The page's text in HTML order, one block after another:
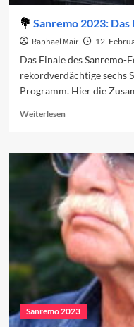
Sanremo 2023: Das
Raphael Mair 12.
Das Finale des Sanremo-
rekordverdächtige sechs
Programm. Hier die
WeiterlesenRead
Sanremo
2023:
Das
Finale
Sanremo 2023